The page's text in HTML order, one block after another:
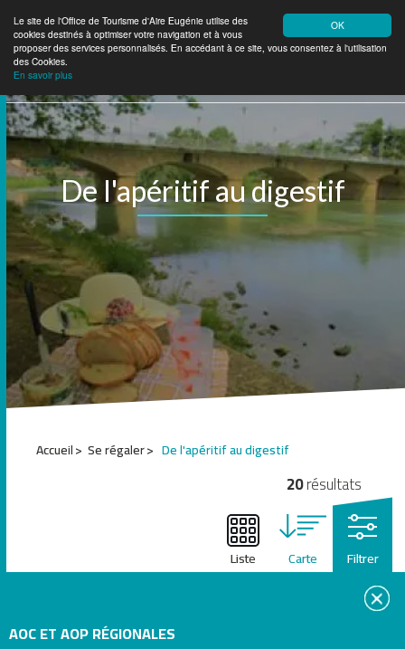
OK
Le site de l'Office de Tourisme d'Aire Eugénie utilise des
cookies destinés à optimiser votre navigation et à vous
proposer des services personnalisés. En accédant à ce site, vous consentez à l'utilisation
des Cookies.
En savoir plus
TourismeAire Eugénie
De l'apéritif au digestif
Accueil Se régaler De l'apéritif au digestif
20résultats
Liste Carte Filtrer
AOC ET AOP RÉGIONALES